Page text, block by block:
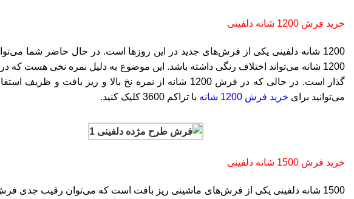
خرید فرش 1200 شانه دلفینی
1200 شانه می‌تواند اختلاف رنگی داشته باشد. این موضوع به دلیل نمره نخی هست
می‌توانید برای خرید فرش 1200 شانه با تراکم 3600 کلیک کنید.
خرید فرش 1500 شانه دلفینی
1500 شانه دلفینی یکی از فرش‌های ماشینی ریز بافت است که می‌توان رقیب جدی فرش دستباف دانست. این فرش ریز بافت دارای تراکم 4500 است و با نخ صد